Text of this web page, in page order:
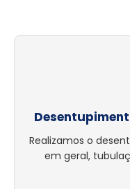
Realizamos o
em geral,